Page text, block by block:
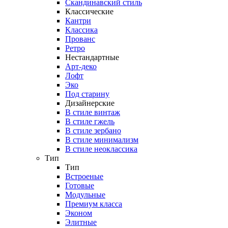
Скандинавский стиль
Классические
Кантри
Классика
Прованс
Ретро
Нестандартные
Арт-деко
Лофт
Эко
Под старину
Дизайнерские
В стиле винтаж
В стиле гжель
В стиле зербано
В стиле минимализм
В стиле неоклассика
Тип
Тип
Встроеные
Готовые
Модульные
Премиум класса
Эконом
Элитные